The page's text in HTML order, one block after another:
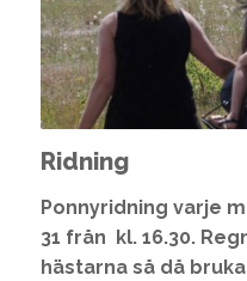
Ridning
Ponnyridning varje
31 från kl. 16.30.
hästarna så då